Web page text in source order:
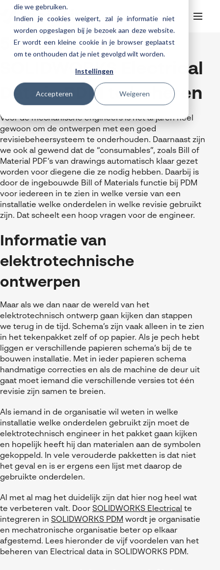
die we gebruiken.
Indien je cookies weigert, zal je informatie niet
worden opgeslagen bij je bezoek aan deze website.
Er wordt een kleine cookie in je browser geplaatst
om te onthouden dat je niet gevolgd wilt worden.
Instellingen
Accepteren Weigeren
HelpdeskWebinars
SOLIDWORKS Design
AI in SOLIDWORKS Design
Cloud services gratis activeren
SOLIDWORKS Design Ultimate
CATIA
3DEXPERIENCE
nTopology
DriveWorks
DraftSight
Manufacturing
DELMIA
SOLIDWORKS CAM
Databeheer & PLM
SOLIDWORKS PDM
Visiativ PLM
ENOVIA
Virtueel testen
3DEXPERIENCE Cloud Simulation
SOLIDWORKS Simulation
Consultancy diensten
Meer
SOLIDWORKS Composer
SOLIDWORKS Visualize
SOLIDWORKS Electrical
SOLIDWORKS Inspection
CATIA Composer
myCADtools
myPDMtools
Cloud services for SOLIDWORKS
Cloudmigratie
Trainingen
3DEXPERIENCE trainingen
Trainingskalender
Helpdesk
My Visiativ Login
Onderhoudscontract SOLIDWORKS
Download SOLIDWORKS 2025
Over Visiativ
Ons bedrijf
Werken bij Visiativ
Nieuws
Evenementen
Acties en promoties
Kennis
FAQs SOLIDWORKS
Downloads
Contact
5 Redenen om
SOLIDWORKS Electrical
Data in PDM te beheren
Voor de mechanische engineers is het al jaren heel
gewoon om de ontwerpen met een goed
revisiebeheersysteem te onderhouden. Daarnaast zijn
we ook al gewend dat de “consumables”, zoals Bill of
Material PDF’s van drawings automatisch klaar gezet
worden voor diegene die ze nodig hebben. Daarbij is
door de ingebouwde Bill of Materials functie bij PDM
voor iedereen in te zien in welke versie van een
installatie welke onderdelen in welke revisie gebruikt
zijn. Dat scheelt een hoop vragen voor de engineer.
Informatie van
elektrotechnische
ontwerpen
Maar als we dan naar de wereld van het
elektrotechnisch ontwerp gaan kijken dan stappen
we terug in de tijd. Schema’s zijn vaak alleen in te zien
in het tekenpakket zelf of op papier. Als je pech hebt
liggen er verschillende papieren schema’s bij de te
bouwen installatie. Met in ieder papieren schema
handmatige correcties en als de machine de deur uit
gaat moet iemand die verschillende versies tot één
revisie zijn samen te breien.
Als iemand in de organisatie wil weten in welke
installatie welke onderdelen gebruikt zijn moet de
elektrotechnisch engineer in het pakket gaan kijken
en hopelijk heeft hij dan materialen aan de symbolen
gekoppeld. In vele verouderde pakketten is dat niet
het geval en is er ergens een lijst met daarop de
gebruikte onderdelen.
Al met al mag het duidelijk zijn dat hier nog heel wat
te verbeteren valt. Door SOLIDWORKS Electrical te
integreren in SOLIDWORKS PDM wordt je organisatie
en mechatronische organisatie beter op elkaar
afgestemd. Lees hieronder de vijf voordelen van het
beheren van Electrical data in SOLIDWORKS PDM.